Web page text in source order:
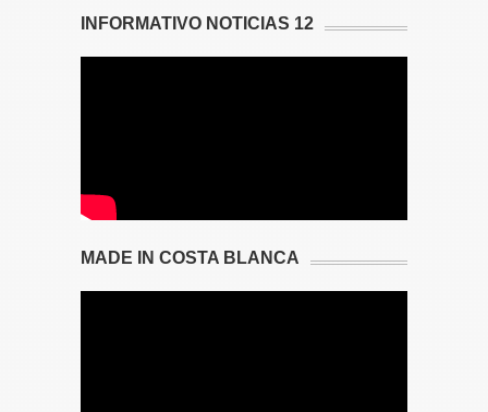
INFORMATIVO NOTICIAS 12
MADE IN COSTA BLANCA